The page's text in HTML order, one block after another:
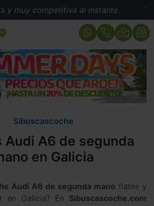
al instante. Tasación
Sibuscascoche
Audi A6 de segunda
en Galicia
Audi A6 de segunda mano fiable y
en Galicia? En Sibuscascoche.com